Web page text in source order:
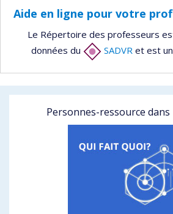
Aide en ligne pour votre
Le Répertoire des professeurs
données du
SADVR et est
Personnes-ressource dans